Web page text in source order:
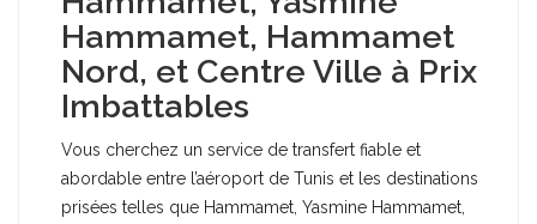
Hammamet, Hammamet
Nord, et Centre Ville à Prix
Imbattables
Vous cherchez un service de transfert fiable et
abordable entre l’aéroport de Tunis et les destinations
prisées telles que Hammamet, Yasmine Hammamet,